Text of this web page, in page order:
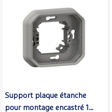
Support plaque étanche
pour montage encastré 1